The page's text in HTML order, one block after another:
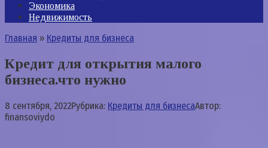
Экономика
Недвижимость
Главная » Кредиты для бизнеса
Кредит для открытия малого
бизнеса.что нужно
8 сентября, 2022Рубрика: Кредиты для бизнесаАвтор:
finansoviydo